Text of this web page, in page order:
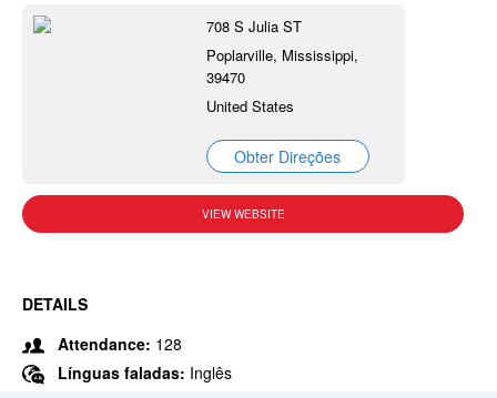
708 S Julia ST
Poplarville, Mississippi,
39470
United States
Obter Direções
VIEW WEBSITE
DETAILS
Attendance: 128
Línguas faladas: Inglês